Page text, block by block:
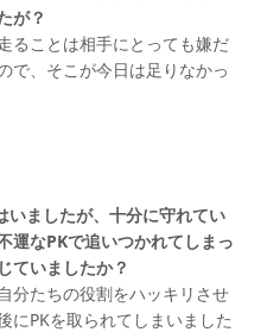
が？
ることは相手にとっても嫌だ
で、そこが今日は足りなかっ
いましたが、十分に守れてい
運なPKで追いつかれてしまっ
ていましたか？
分たちの役割をハッキリさせ
にPKを取られてしまいました